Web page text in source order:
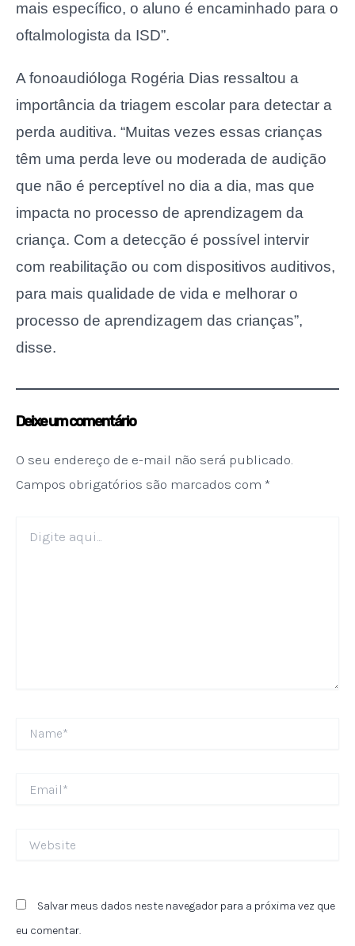
mais específico, o aluno é encaminhado para o
oftalmologista da ISD”.
A fonoaudióloga Rogéria Dias ressaltou a
importância da triagem escolar para detectar a
perda auditiva. “Muitas vezes essas crianças
têm uma perda leve ou moderada de audição
que não é perceptível no dia a dia, mas que
impacta no processo de aprendizagem da
criança. Com a detecção é possível intervir
com reabilitação ou com dispositivos auditivos,
para mais qualidade de vida e melhorar o
processo de aprendizagem das crianças”,
disse.
Deixe um comentário
O seu endereço de e-mail não será publicado.
Campos obrigatórios são marcados com *
aqui...
Salvar meus dados neste navegador para a próxima vez que
eu comentar.